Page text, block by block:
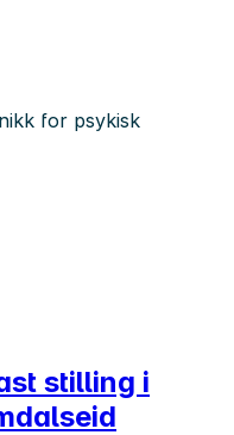
for psykisk
stilling i